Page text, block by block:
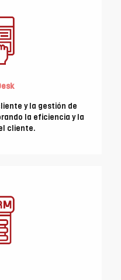
y la gestión de
la eficiencia y la
cliente.